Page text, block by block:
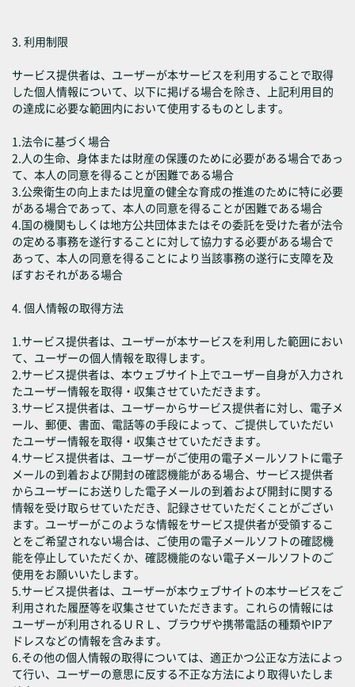
3. 利用制限
サービス提供者は、ユーザーが本サービスを利用することで取得
した個人情報について、以下に掲げる場合を除き、上記利用目的
の達成に必要な範囲内において使用するものとします。
1.法令に基づく場合
2.人の生命、身体または財産の保護のために必要がある場合であっ
て、本人の同意を得ることが困難である場合
3.公衆衛生の向上または児童の健全な育成の推進のために特に必要
がある場合であって、本人の同意を得ることが困難である場合
4.国の機関もしくは地方公共団体またはその委託を受けた者が法令
の定める事務を遂行することに対して協力する必要がある場合で
あって、本人の同意を得ることにより当該事務の遂行に支障を及
ぼすおそれがある場合
4. 個人情報の取得方法
1.サービス提供者は、ユーザーが本サービスを利用した範囲におい
て、ユーザーの個人情報を取得します。
2.サービス提供者は、本ウェブサイト上でユーザー自身が入力され
たユーザー情報を取得・収集させていただきます。
3.サービス提供者は、ユーザーからサービス提供者に対し、電子メ
ール、郵便、書面、電話等の手段によって、ご提供していただい
たユーザー情報を取得・収集させていただきます。
4.サービス提供者は、ユーザーがご使用の電子メールソフトに電子
メールの到着および開封の確認機能がある場合、サービス提供者
からユーザーにお送りした電子メールの到着および開封に関する
情報を受け取らせていただき、記録させていただくことがござい
ます。ユーザーがこのような情報をサービス提供者が受領するこ
とをご希望されない場合は、ご使用の電子メールソフトの確認機
能を停止していただくか、確認機能のない電子メールソフトのご
使用をお願いいたします。
5.サービス提供者は、ユーザーが本ウェブサイトの本サービスをご
利用された履歴等を収集させていただきます。これらの情報には
ユーザーが利用されるＵＲＬ、ブラウザや携帯電話の種類やIPア
ドレスなどの情報を含みます。
6.その他の個人情報の取得については、適正かつ公正な方法によっ
て行い、ユーザーの意思に反する不正な方法により取得いたしま